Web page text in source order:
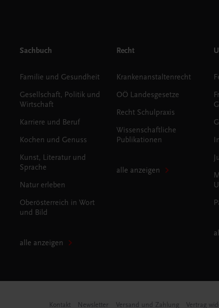
Sachbuch
Familie und Gesundheit
Gesellschaft, Politik und
Wirtschaft
Karriere und Beruf
Kochen und Genuss
Kunst, Literatur und
Sprache
Natur erleben
Oberösterreich in Wort
und Bild
alle anzeigen
Recht
Krankenanstaltenrecht
OÖ Landesgesetze
Recht Schulpraxis
Wissenschaftliche
Publikationen
alle anzeigen
Kontakt Newsletter Versand und Zahlung Vertrag